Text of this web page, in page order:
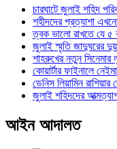
চারঘাটে জুলাই শহিদ
শহীদদের প্রত্যাশা
ত্বক ভালো রাখতে যে ৫
জুলাই স্মৃতি জাদুঘরের
শাহরুখের নতুন সিনেমার
কোয়ার্টার ফাইনালে
ডেনিস লিয়ামিন
জুলাই শহিদদের
আইন আদালত